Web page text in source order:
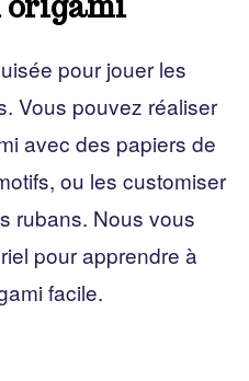
pour jouer les
Vous pouvez réaliser
avec des papiers de
ou les customiser
rubans. Nous vous
pour apprendre à
facile.